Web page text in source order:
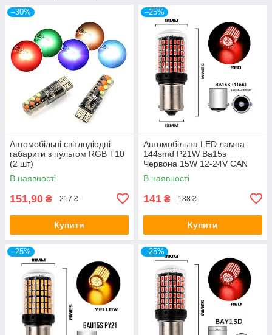
–30%
Автомобільні світлодіодні
габарити з пультом RGB T10
(2 шт)
В наявності
151,90 ₴ 217 ₴
Купити
–25%
Автомобільна LED лампа
144smd P21W Ba15s
Червона 15W 12-24V CAN
В наявності
141 ₴ 188 ₴
Купити
–25% –25%